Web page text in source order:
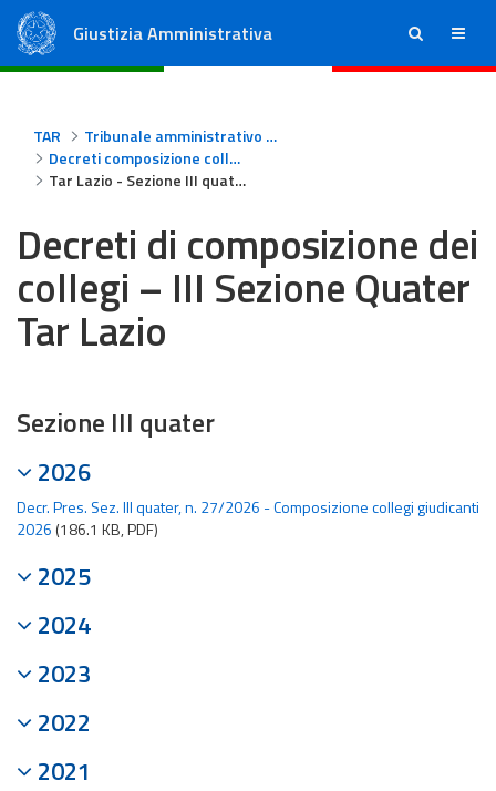
Giustizia Amministrativa ricerca menu
TAR
Tribunale amministrativo regionale per il Lazio - Roma
Decreti composizione collegi Tar Lazio
Tar Lazio - Sezione III quater
Decreti di composizione dei
collegi – III Sezione Quater
Tar Lazio
Sezione III quater
2026
Decr. Pres. Sez. III quater, n. 27/2026 - Composizione collegi giudicanti
2026 (186.1 KB, PDF)
2025
2024
2023
2022
2021